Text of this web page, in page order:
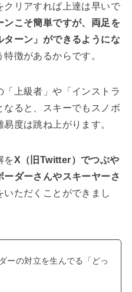
クリアすれば上達は早いで
ンこそ簡単ですが、両足を
ーン」ができるようにな
特徴があるからです。
上級者」や「インストラ
なると、スキーでもスノボ
度は跳ね上がります。
をX（旧Twitter）でつぶや
ダーさんやスキーヤーさ
いただくことができまし
ーの対立を生んでる「どっ